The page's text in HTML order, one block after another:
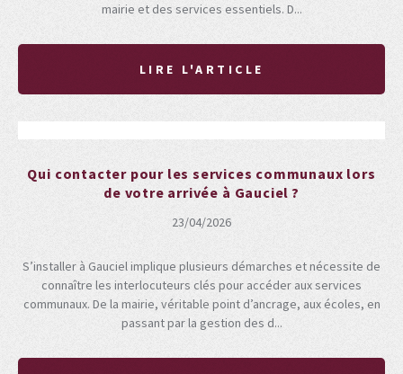
mairie et des services essentiels. D...
LIRE L'ARTICLE
Qui contacter pour les services communaux lors
de votre arrivée à Gauciel ?
23/04/2026
S’installer à Gauciel implique plusieurs démarches et nécessite de
connaître les interlocuteurs clés pour accéder aux services
communaux. De la mairie, véritable point d’ancrage, aux écoles, en
passant par la gestion des d...